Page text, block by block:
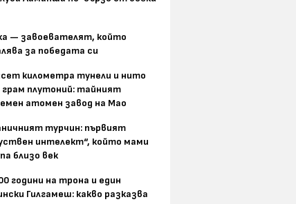
— завоевателят, който
за победата си
километра тунели и нито
грам плутоний: тайният
атомен завод на Мао
турчин: първият
интелект“, който мами
близо век
години на трона и един
Гилгамеш: какво разказва